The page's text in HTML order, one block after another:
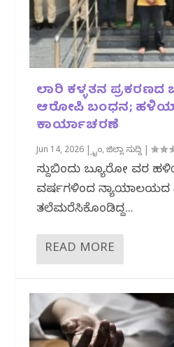
ಲಾರಿ ಕಳ್ಳತನ
ಆರೋಪಿ ಬಂಧನ;
ಕಾರ್ಯಾಚರಣೆ
Jun 14, 2026 |ಕ್ರೈಂ,ಜಿಲ್ಲಾ ಸುದ್ದಿ |
ಸುದ್ದಿಬಿಂದು ಬ್ಯೂರೋ ವರದಿ
ವರ್ಷಗಳಿಂದ ನ್ಯಾಯಾಲಯದ
ತಲೆಮರೆಸಿಕೊಂಡಿದ್ದ...
READ MORE